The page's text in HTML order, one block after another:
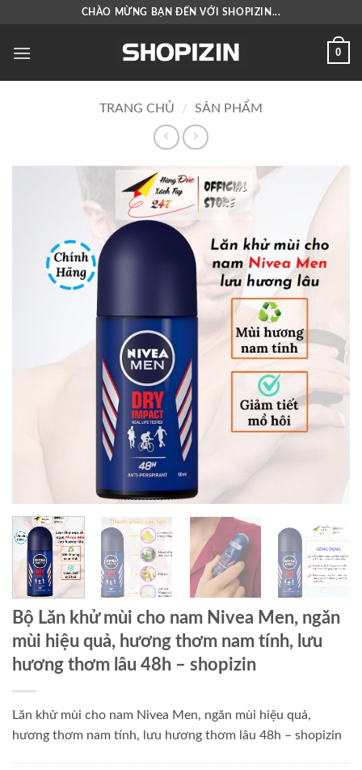
nội
CHÀO MỪNG BẠN ĐẾN VỚI SHOPIZIN...
0
TRANG CHỦ / SẢN PHẨM
Bộ Lăn khử mùi cho nam Nivea Men, ngăn
mùi hiệu quả, hương thơm nam tính, lưu
hương thơm lâu 48h – shopizin
Lăn khử mùi cho nam Nivea Men, ngăn mùi hiệu quả,
hương thơm nam tính, lưu hương thơm lâu 48h – shopizin